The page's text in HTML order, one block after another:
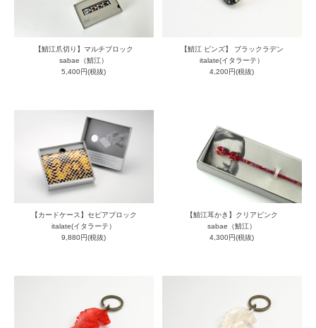
【鯖江爪切り】マルチブロック
sabae（鯖江）
5,400円(税抜)
【鯖江 ピンズ】 ブラックラデン
italate(イタラーテ）
4,200円(税抜)
【カードケース】セピアブロック
italate(イタラーテ）
9,880円(税抜)
【鯖江耳かき】クリアピンク
sabae（鯖江）
4,300円(税抜)